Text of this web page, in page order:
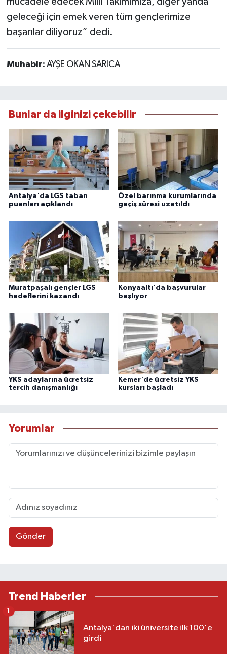
geleceği için emek veren tüm gençlerimize
başarılar diliyoruz” dedi.
Muhabir: AYŞE OKAN SARICA
Bunlar da ilginizi çekebilir
Antalya'da LGS taban
puanları açıklandı
Özel barınma kurumlarında
geçiş süresi uzatıldı
Muratpaşalı gençler LGS
hedeflerini kazandı
Konyaaltı'da başvurular
başlıyor
YKS adaylarına ücretsiz
tercih danışmanlığı
Kemer'de ücretsiz YKS
kursları başladı
Yorumlar
Gönder
Trend Haberler
Antalya'dan iki üniversite ilk 100'e
girdi
1